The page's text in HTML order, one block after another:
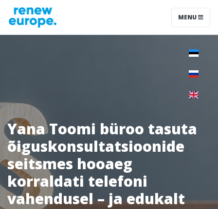
MENU
Yana Toomi büroo tasuta
õiguskonsultatsioonide
seitsmes hooaeg
korraldati telefoni
vahendusel – ja edukalt